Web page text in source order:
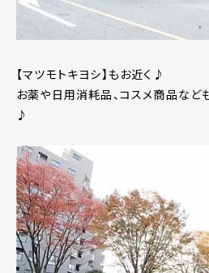
【マツモトキヨシ】もお近く♪
お薬や日用消耗品、コスメ商品など
♪